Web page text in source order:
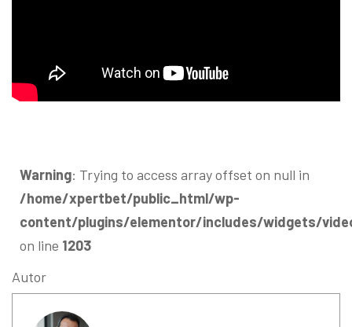
Warning: Trying to access array offset on null in
/home/xpertbet/public_html/wp-
content/plugins/elementor/includes/widgets/
on line 1203
Autor